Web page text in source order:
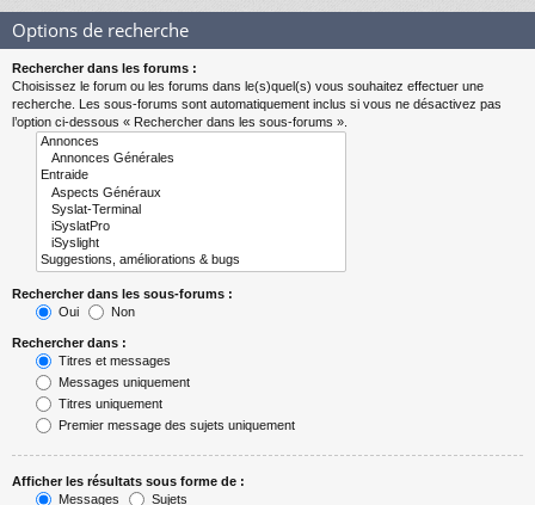
Options de recherche
Rechercher dans les forums :
Choisissez le forum ou les forums dans le(s)quel(s) vous souhaitez effectuer une
recherche. Les sous-forums sont automatiquement inclus si vous ne désactivez pas
l’option ci-dessous « Rechercher dans les sous-forums ».
Rechercher dans les sous-forums :
Oui
Non
Rechercher dans :
Titres et messages
Messages uniquement
Titres uniquement
Premier message des sujets uniquement
Afficher les résultats sous forme de :
Messages
Sujets